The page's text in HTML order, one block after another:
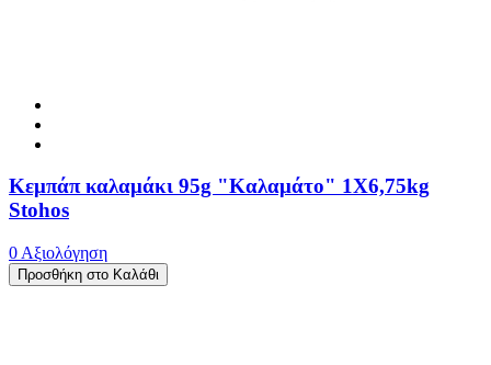
Κεμπάπ καλαμάκι 95g "Καλαμάτο" 1X6,75kg
Stohos
0 Αξιολόγηση
Προσθήκη στο Καλάθι